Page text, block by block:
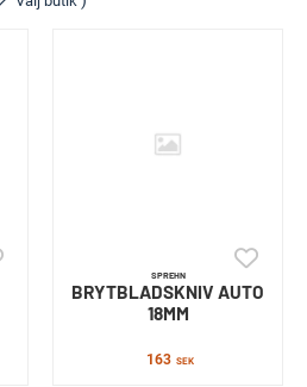
SPREHN
BRYTBLADSKNIV AUTO
18MM
163 SEK